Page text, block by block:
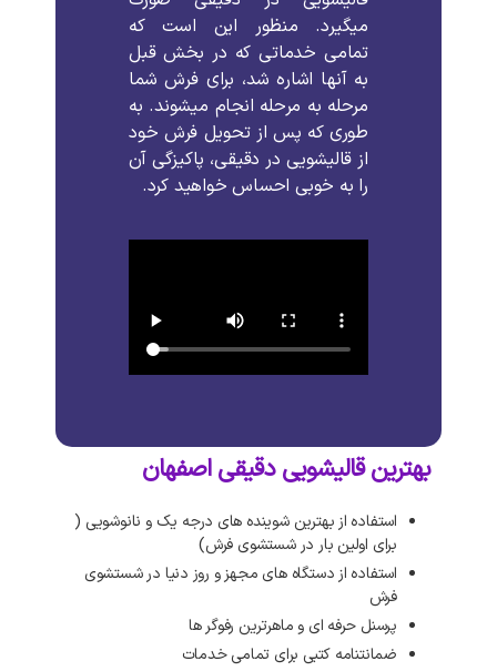
میگیرد. منظور این است
که
تمامی خدماتی که در بخش قبل
به آنها اشاره شد، برای فرش شما
مرحله به مرحله انجام میشوند. به
طوری که پس از تحویل فرش خود
از قالیشویی در دقیقی، پاکیزگی آن
را به خوبی احساس خواهید کرد.
بهترین قالیشویی دقیقی اصفهان
استفاده از بهترین شوینده های درجه یک و نانوشویی (
برای اولین بار در شستشوی فرش)
استفاده از دستگاه های مجهز و روز دنیا در شستشوی
فرش
پرسنل حرفه ای و ماهرترین رفوگر ها
ضمانتنامه کتبی برای تمامی خدمات